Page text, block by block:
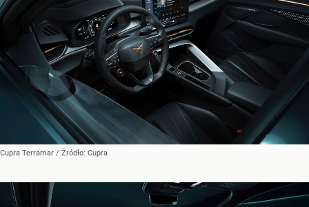
Cupra Terramar / Źródło: Cupra